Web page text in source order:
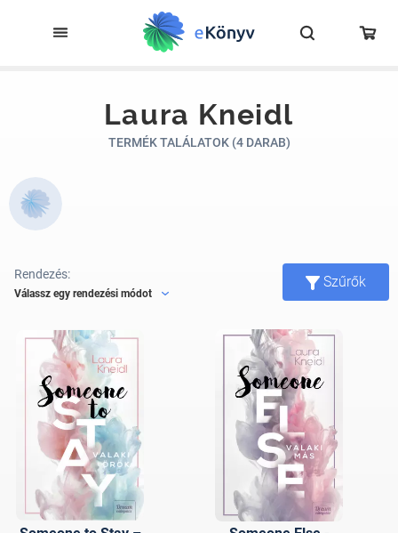
Laura Kneidl
TERMÉK TALÁLATOK (4 DARAB)
Rendezés:
Válassz egy rendezési módot
Szűrők